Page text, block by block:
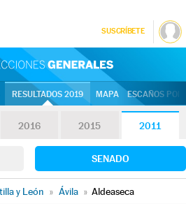
SUSCRÍBETE
RESULTADOS 2019 MAPA ESCAÑOS
2016 2015 2011
SENADO
y León » Ávila » Aldeaseca